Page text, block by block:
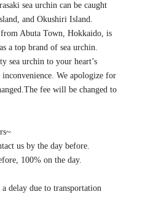
sea urchin can be caught
and Okushiri Island.
Abuta Town, Hokkaido, is
a top brand of sea urchin.
sea urchin to your heart’s
We apologize for
fee will be changed to
us by the day before.
100% on the day.
delay due to transportation